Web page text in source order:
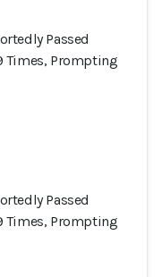
Passed
Times, Prompting
Passed
Times, Prompting